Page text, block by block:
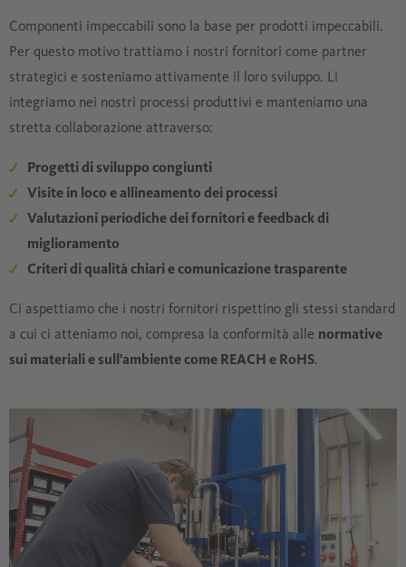
Componenti impeccabili sono la base per prodotti impeccabili.
Per questo motivo trattiamo i nostri fornitori come partner
strategici e sosteniamo attivamente il loro sviluppo. Li
integriamo nei nostri processi produttivi e manteniamo una
stretta collaborazione attraverso:
Progetti di sviluppo congiunti
Visite in loco e allineamento dei processi
Valutazioni periodiche dei fornitori e feedback di
miglioramento
Criteri di qualità chiari e comunicazione trasparente
Ci aspettiamo che i nostri fornitori rispettino gli stessi standard
a cui ci atteniamo noi, compresa la conformità alle normative
sui materiali e sull'ambiente come REACH e RoHS.